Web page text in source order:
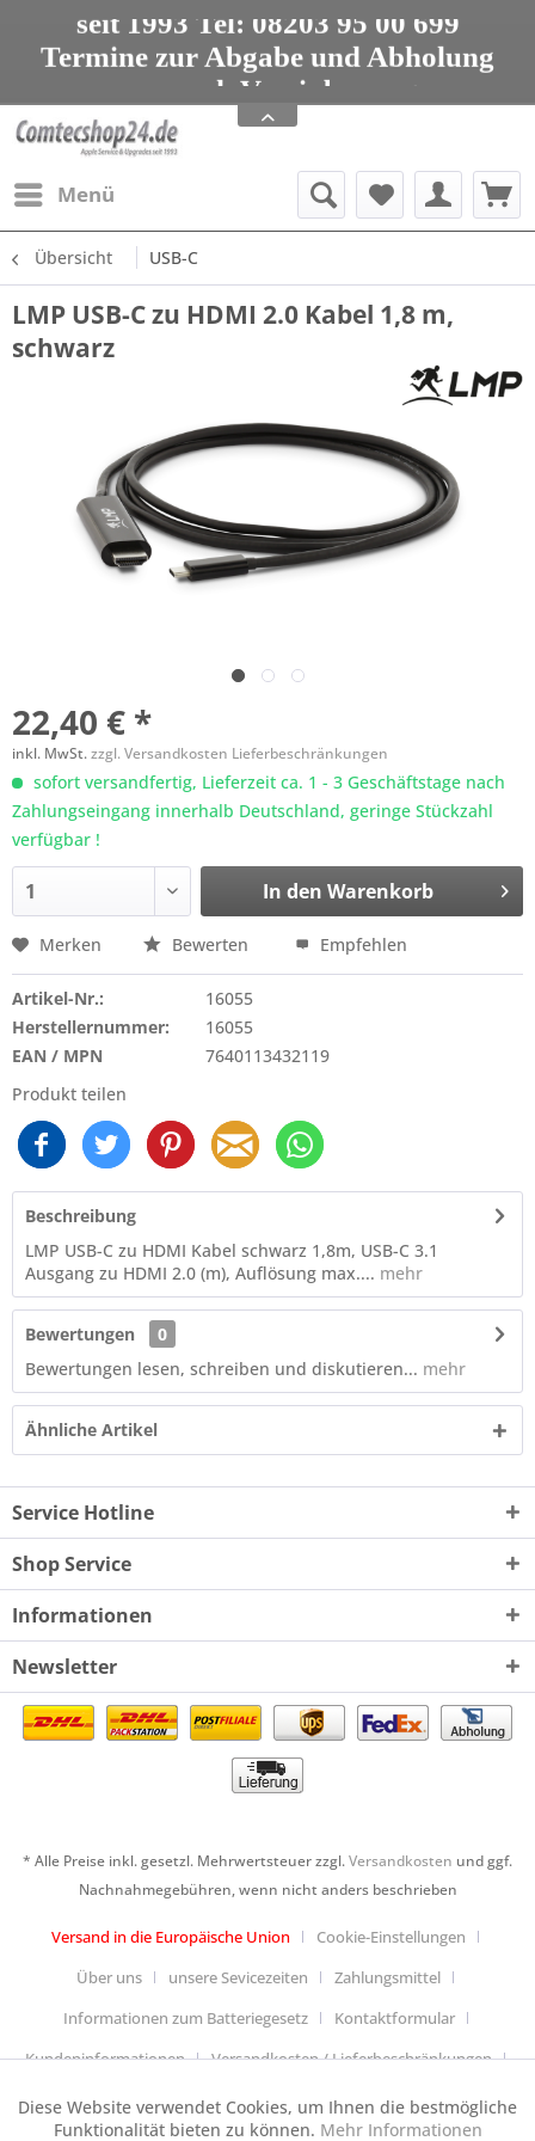
seit 1993 Tel: 08203 95 00 699
Termine zur Abgabe und Abholung
nur nach Vereinbarung
Apple Service, Upgrades und Zubehör
seit 1993 Tel: 08203 95 00 699
Menü
Übersicht USB-C
LMP USB-C zu HDMI 2.0 Kabel 1,8 m,
schwarz
22,40 € *
inkl. MwSt.zzgl. Versandkosten Lieferbeschränkungen
sofort versandfertig, Lieferzeit ca. 1 - 3 Geschäftstage nach
Zahlungseingang innerhalb Deutschland, geringe Stückzahl
verfügbar !
In den Warenkorb
Merken Bewerten Empfehlen
Artikel-Nr.:
16055
Herstellernummer:
16055
EAN / MPN
7640113432119
Produkt teilen
Beschreibung
LMP USB-C zu HDMI Kabel schwarz 1,8m, USB-C 3.1
Ausgang zu HDMI 2.0 (m), Auflösung max.... mehr
Bewertungen
0
Bewertungen lesen, schreiben und diskutieren... mehr
Ähnliche Artikel
Service Hotline
Shop Service
Informationen
Newsletter
* Alle Preise inkl. gesetzl. Mehrwertsteuer zzgl.Versandkosten und ggf.
Nachnahmegebühren, wenn nicht anders beschrieben
Versand in die Europäische Union
Cookie-Einstellungen
Über uns
unsere Sevicezeiten
Zahlungsmittel
Informationen zum Batteriegesetz
Kontaktformular
Kundeninformationen
Versandkosten / Lieferbeschränkungen
Widerrufsbelehrung & Muster-Widerrufsformular
Funktionale Aktiv
Diese Website verwendet Cookies, um Ihnen die bestmögliche
Funktionalität bieten zu können. Mehr Informationen